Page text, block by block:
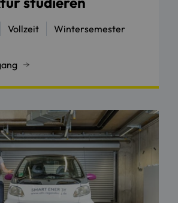
Vollzeit Wintersemester